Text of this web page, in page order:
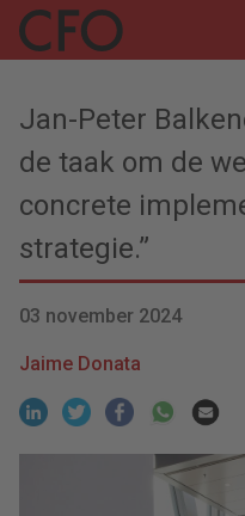
Jan-Peter
de taak om de
concrete
strategie.”
03 november 2024
Jaime Donata